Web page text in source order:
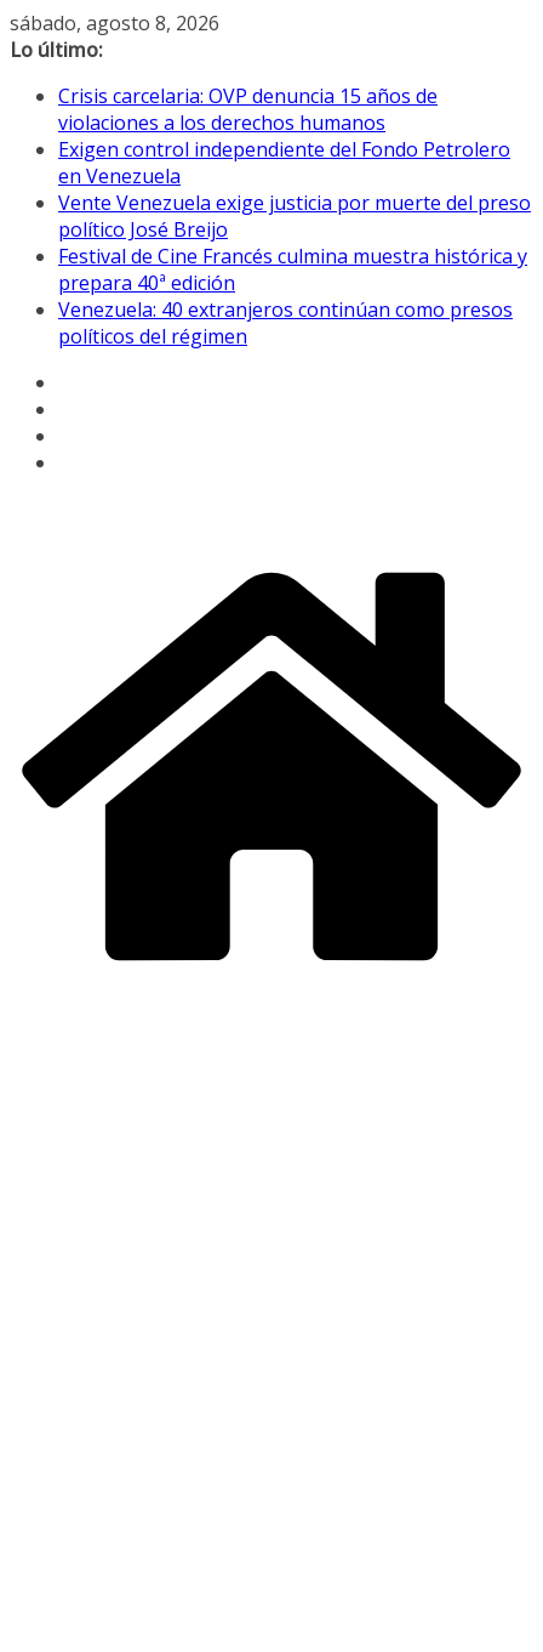
Saltar
al
sábado, agosto 8, 2026
Lo último:
Crisis carcelaria: OVP denuncia 15 años de
violaciones a los derechos humanos
Exigen control independiente del Fondo Petrolero
en Venezuela
Vente Venezuela exige justicia por muerte del preso
político José Breijo
Festival de Cine Francés culmina muestra histórica y
prepara 40ª edición
Venezuela: 40 extranjeros continúan como presos
políticos del régimen